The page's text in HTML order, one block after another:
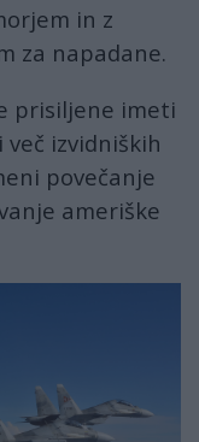
in z
za napadane.
prisiljene imeti
izvidniških
povečanje
ameriške